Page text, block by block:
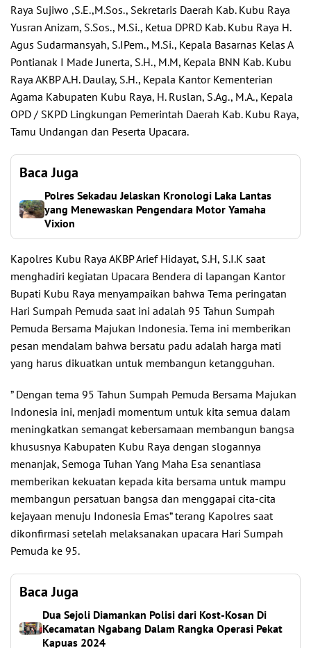
Raya Sujiwo ,S.E.,M.Sos., Sekretaris Daerah Kab. Kubu Raya
Yusran Anizam, S.Sos., M.Si., Ketua DPRD Kab. Kubu Raya H.
Agus Sudarmansyah, S.IPem., M.Si., Kepala Basarnas Kelas A
Pontianak I Made Junerta, S.H., M.M, Kepala BNN Kab. Kubu
Raya AKBP A.H. Daulay, S.H., Kepala Kantor Kementerian
Agama Kabupaten Kubu Raya, H. Ruslan, S.Ag., M.A., Kepala
OPD / SKPD Lingkungan Pemerintah Daerah Kab. Kubu Raya,
Tamu Undangan dan Peserta Upacara.
Baca Juga
Polres Sekadau Jelaskan Kronologi Laka Lantas
yang Menewaskan Pengendara Motor Yamaha
Vixion
Kapolres Kubu Raya AKBP Arief Hidayat, S.H, S.I.K saat
menghadiri kegiatan Upacara Bendera di lapangan Kantor
Bupati Kubu Raya menyampaikan bahwa Tema peringatan
Hari Sumpah Pemuda saat ini adalah 95 Tahun Sumpah
Pemuda Bersama Majukan Indonesia. Tema ini memberikan
pesan mendalam bahwa bersatu padu adalah harga mati
yang harus dikuatkan untuk membangun ketangguhan.
” Dengan tema 95 Tahun Sumpah Pemuda Bersama Majukan
Indonesia ini, menjadi momentum untuk kita semua dalam
meningkatkan semangat kebersamaan membangun bangsa
khususnya Kabupaten Kubu Raya dengan slogannya
menanjak, Semoga Tuhan Yang Maha Esa senantiasa
memberikan kekuatan kepada kita bersama untuk mampu
membangun persatuan bangsa dan menggapai cita-cita
kejayaan menuju Indonesia Emas” terang Kapolres saat
dikonfirmasi setelah melaksanakan upacara Hari Sumpah
Pemuda ke 95.
Baca Juga
Dua Sejoli Diamankan Polisi dari Kost-Kosan Di
Kecamatan Ngabang Dalam Rangka Operasi Pekat
Kapuas 2024